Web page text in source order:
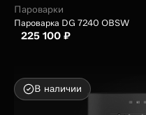
Пароварки
Пароварка DG 7240 OBSW
225 100 ₽
В наличии